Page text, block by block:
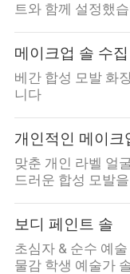
트와 함께 설정했
메이크업 솔 수집
베간 합성 모발 화
니다
개인적인 메이크
맞춘 개인 라벨 얼
드러운 합성 모발
보디 페인트 솔
초심자 & 순수 예
물감 학생 예술가